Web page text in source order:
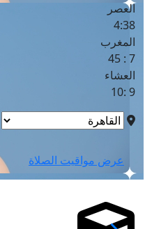
العصر
4:38
المغرب
7 : 45
العشاء
9 :10
عرض مواقيت الصلاة